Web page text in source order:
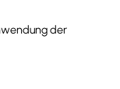
der